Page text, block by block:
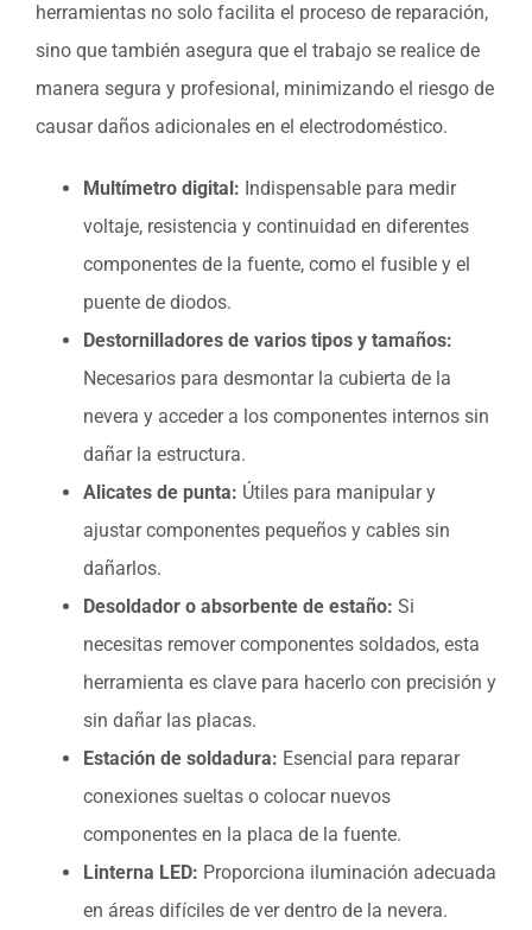
herramientas no solo facilita el proceso de reparación,
sino que también asegura que el trabajo se realice de
manera segura y profesional, minimizando el riesgo de
causar daños adicionales en el electrodoméstico.
Multímetro digital: Indispensable para medir
voltaje, resistencia y continuidad en diferentes
componentes de la fuente, como el fusible y el
puente de diodos.
Destornilladores de varios tipos y tamaños:
Necesarios para desmontar la cubierta de la
nevera y acceder a los componentes internos sin
dañar la estructura.
Alicates de punta: Útiles para manipular y
ajustar componentes pequeños y cables sin
dañarlos.
Desoldador o absorbente de estaño: Si
necesitas remover componentes soldados, esta
herramienta es clave para hacerlo con precisión y
sin dañar las placas.
Estación de soldadura: Esencial para reparar
conexiones sueltas o colocar nuevos
componentes en la placa de la fuente.
Linterna LED: Proporciona iluminación adecuada
en áreas difíciles de ver dentro de la nevera.